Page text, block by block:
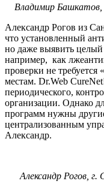
Владимир
Александр Рогов из
что установленный
но даже выявить целый
например, как
проверки не
местам. Dr.Web
периодического,
организации. Однако
программ нужны
централизованным
Александр.
Александр Рогов,